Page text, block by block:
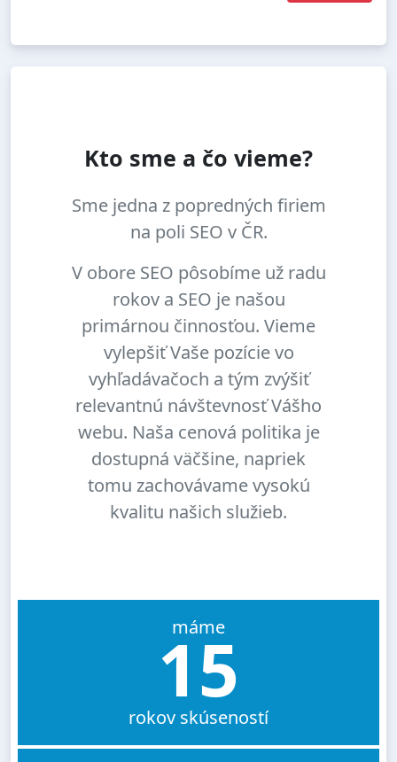
Kto sme a čo vieme?
Sme jedna z popredných firiem
na poli SEO v ČR.
V obore SEO pôsobíme už radu
rokov a SEO je našou
primárnou činnosťou. Vieme
vylepšiť Vaše pozície vo
vyhľadávačoch a tým zvýšiť
relevantnú návštevnosť Vášho
webu. Naša cenová politika je
dostupná väčšine, napriek
tomu zachovávame vysokú
kvalitu našich služieb.
máme
15
rokov skúseností